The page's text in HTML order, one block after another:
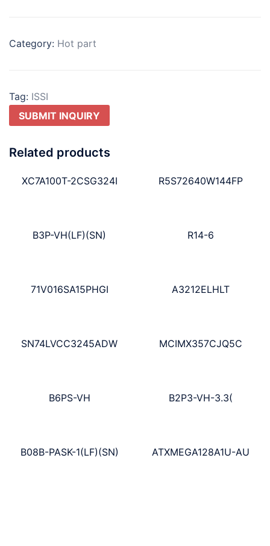
Category: Hot part
Tag: ISSI
SUBMIT INQUIRY
Related products
XC7A100T-2CSG324I R5S72640W144FP
B3P-VH(LF)(SN) R14-6
71V016SA15PHGI A3212ELHLT
SN74LVCC3245ADW MCIMX357CJQ5C
B6PS-VH B2P3-VH-3.3(
B08B-PASK-1(LF)(SN) ATXMEGA128A1U-AU